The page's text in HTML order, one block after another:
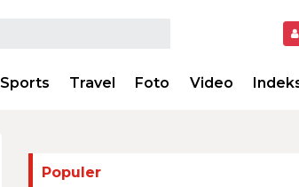
Sports Travel Foto Video
Populer